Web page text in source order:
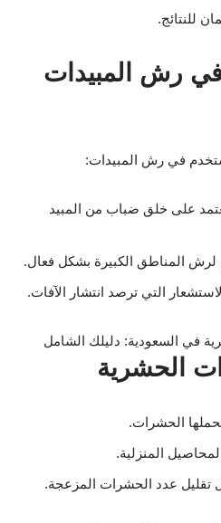
للنتائج.
في رش المبيدات
في رش المبيدات:
على خلق ضباب من المبيد
المناطق الكبيرة بشكل فعال.
التي ترصد انتشار الآفات.
الحشرية
الحشرات.
المنزلية.
تقليل عدد الحشرات المزعجة.